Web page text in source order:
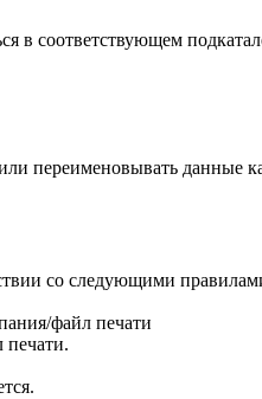
в соответствующем
переименовывать данные
со следующими
файл печати
печати.